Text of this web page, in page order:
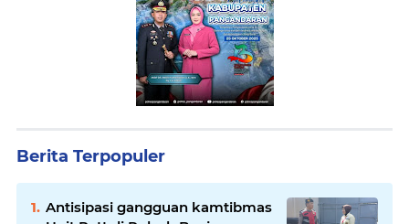
Berita Terpopuler
Antisipasi gangguan kamtibmas